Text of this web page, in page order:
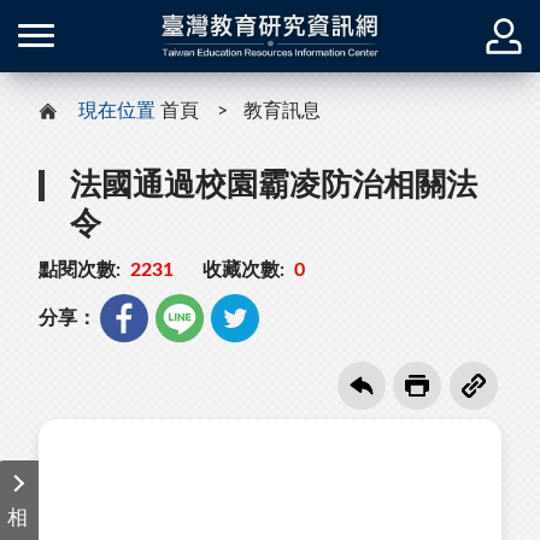
現在位置 首頁 教育訊息
法國通過校園霸凌防治相關法
令
點閱次數: 2231 收藏次數: 0
分享：
相